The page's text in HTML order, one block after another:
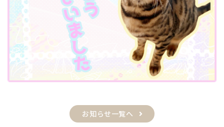
お知らせ一覧へ